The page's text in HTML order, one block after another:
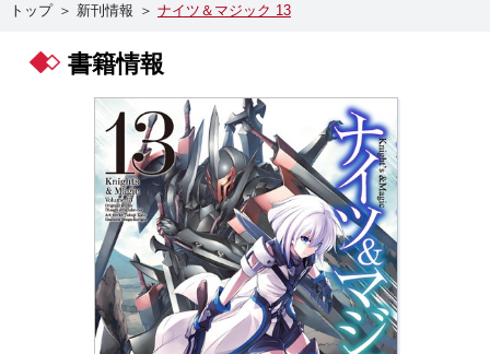
グッズ
会社情報 採用情報
スクウェア・エニックス サイト内検索
トップ ＞ 新刊情報 ＞ ナイツ＆マジック 13
書籍情報